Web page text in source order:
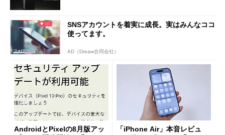
SNSアカウントを着実に成長。実はみんなココ
使ってます。
AD（Dreaw合同会社）
AndroidとPixelの8月版アッ
「iPhone Air」本音レビュ